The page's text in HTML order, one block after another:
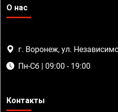
О нас
г. Воронеж, ул.
Пн-Сб | 09:00 - 19:00
Контакты